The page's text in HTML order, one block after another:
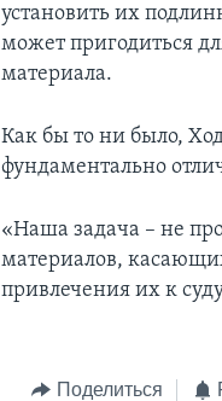
установить их
может пригодиться
материала.
Как бы то ни было,
фундаментально
«Наша задача – не
материалов,
привлечения их к
Поделиться